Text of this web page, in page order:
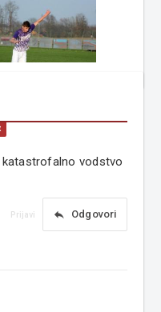
vodstvo
reply Odgovori
Prijavi